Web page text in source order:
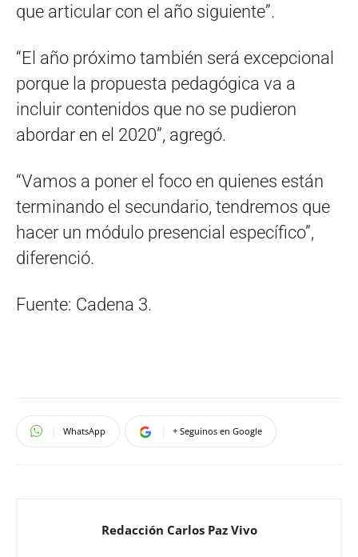
que articular con el año siguiente”.
“El año próximo también será excepcional
porque la propuesta pedagógica va a
incluir contenidos que no se pudieron
abordar en el 2020”, agregó.
“Vamos a poner el foco en quienes están
terminando el secundario, tendremos que
hacer un módulo presencial específico”,
diferenció.
Fuente: Cadena 3.
WhatsApp + Seguinos en Google
Redacción Carlos Paz Vivo